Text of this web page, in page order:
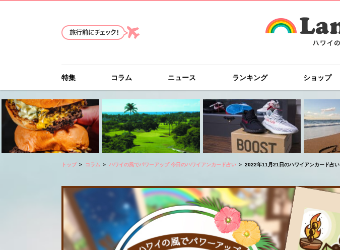
特集 コラム ニュース ランキング ショップ
トップ コラム ハワイの風でパワーアップ 今日のハワイアンカード占い 2022年11月21日のハワイアンカード占い